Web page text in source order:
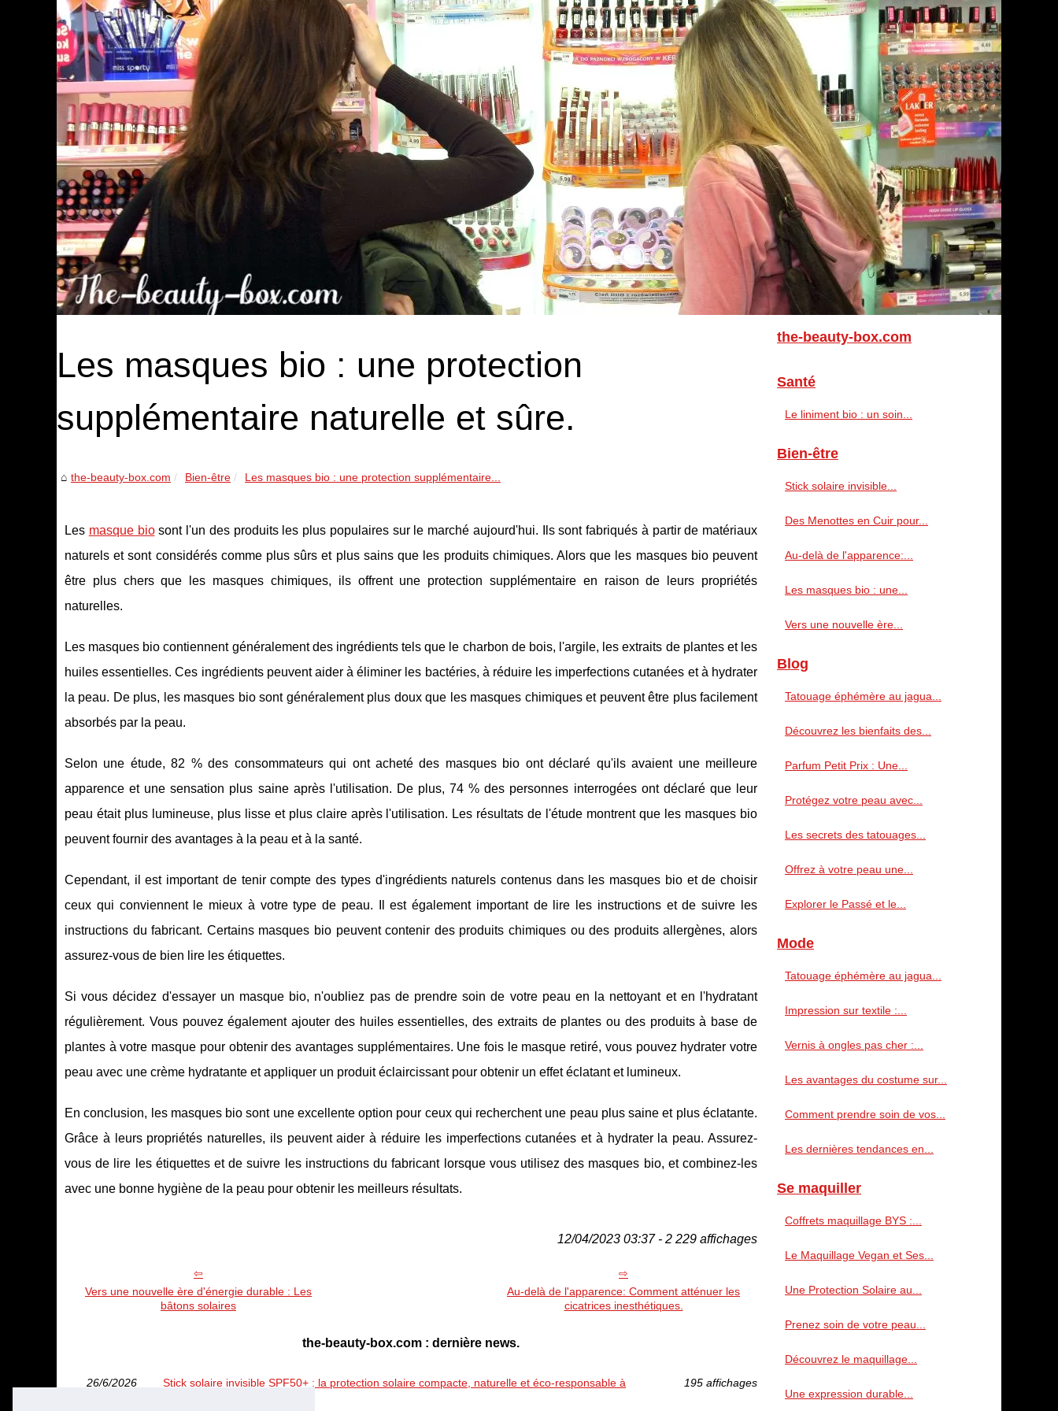
Les masques bio : une protection
supplémentaire naturelle et sûre.
the-beauty-box.com Bien-être Les masques bio : une protection supplémentaire...
Les masque biosont l'un des produits les plus populaires sur le marché aujourd'hui. Ils sont fabriqués à partir de matériaux
naturels et sont considérés comme plus sûrs et plus sains que les produits chimiques. Alors que les masques bio peuvent
être plus chers que les masques chimiques, ils offrent une protection supplémentaire en raison de leurs propriétés
naturelles.
Les masques bio contiennent généralement des ingrédients tels que le charbon de bois, l'argile, les extraits de plantes et les
huiles essentielles. Ces ingrédients peuvent aider à éliminer les bactéries, à réduire les imperfections cutanées et à hydrater
la peau. De plus, les masques bio sont généralement plus doux que les masques chimiques et peuvent être plus facilement
absorbés par la peau.
Selon une étude, 82 % des consommateurs qui ont acheté des masques bio ont déclaré qu'ils avaient une meilleure
apparence et une sensation plus saine après l'utilisation. De plus, 74 % des personnes interrogées ont déclaré que leur
peau était plus lumineuse, plus lisse et plus claire après l'utilisation. Les résultats de l'étude montrent que les masques bio
peuvent fournir des avantages à la peau et à la santé.
Cependant, il est important de tenir compte des types d'ingrédients naturels contenus dans les masques bio et de choisir
ceux qui conviennent le mieux à votre type de peau. Il est également important de lire les instructions et de suivre les
instructions du fabricant. Certains masques bio peuvent contenir des produits chimiques ou des produits allergènes, alors
assurez-vous de bien lire les étiquettes.
Si vous décidez d'essayer un masque bio, n'oubliez pas de prendre soin de votre peau en la nettoyant et en l'hydratant
régulièrement. Vous pouvez également ajouter des huiles essentielles, des extraits de plantes ou des produits à base de
plantes à votre masque pour obtenir des avantages supplémentaires. Une fois le masque retiré, vous pouvez hydrater votre
peau avec une crème hydratante et appliquer un produit éclaircissant pour obtenir un effet éclatant et lumineux.
En conclusion, les masques bio sont une excellente option pour ceux qui recherchent une peau plus saine et plus éclatante.
Grâce à leurs propriétés naturelles, ils peuvent aider à réduire les imperfections cutanées et à hydrater la peau. Assurez-
vous de lire les étiquettes et de suivre les instructions du fabricant lorsque vous utilisez des masques bio, et combinez-les
avec une bonne hygiène de la peau pour obtenir les meilleurs résultats.
12/04/2023 03:37 - 2 229 affichages
Vers une nouvelle ère d'énergie durable : Les
bâtons solaires
Au-delà de l'apparence: Comment atténuer les
cicatrices inesthétiques.
the-beauty-box.com : dernière news.
26/6/2026
Stick solaire invisible SPF50+ : la protection solaire compacte, naturelle et éco-responsable à
195 affichages
the-beauty-box.com
Santé
Le liniment bio : un soin...
Bien-être
Stick solaire invisible...
Des Menottes en Cuir pour...
Au-delà de l'apparence:...
Les masques bio : une...
Vers une nouvelle ère...
Blog
Tatouage éphémère au jagua...
Découvrez les bienfaits des...
Parfum Petit Prix : Une...
Protégez votre peau avec...
Les secrets des tatouages...
Offrez à votre peau une...
Explorer le Passé et le...
Mode
Tatouage éphémère au jagua...
Impression sur textile :...
Vernis à ongles pas cher :...
Les avantages du costume sur...
Comment prendre soin de vos...
Les dernières tendances en...
Se maquiller
Coffrets maquillage BYS :...
Le Maquillage Vegan et Ses...
Une Protection Solaire au...
Prenez soin de votre peau...
Découvrez le maquillage...
Une expression durable...